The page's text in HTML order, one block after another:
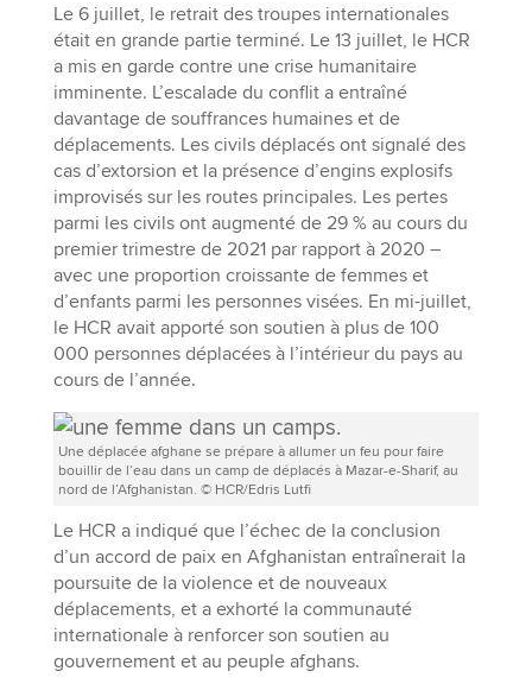
Le 6 juillet, le retrait des troupes internationales
était en grande partie terminé. Le 13 juillet, le HCR
a mis en garde contre une crise humanitaire
imminente. L’escalade du conflit a entraîné
davantage de souffrances humaines et de
déplacements. Les civils déplacés ont signalé des
cas d’extorsion et la présence d’engins explosifs
improvisés sur les routes principales. Les pertes
parmi les civils ont augmenté de 29 % au cours du
premier trimestre de 2021 par rapport à 2020 –
avec une proportion croissante de femmes et
d’enfants parmi les personnes visées. En mi-juillet,
le HCR avait apporté son soutien à plus de 100
000 personnes déplacées à l’intérieur du pays au
cours de l’année.
Une déplacée afghane se prépare à allumer un feu pour faire
bouillir de l’eau dans un camp de déplacés à Mazar-e-Sharif, au
nord de l’Afghanistan. © HCR/Edris Lutfi
Le HCR a indiqué que l’échec de la conclusion
d’un accord de paix en Afghanistan entraînerait la
poursuite de la violence et de nouveaux
déplacements, et a exhorté la communauté
internationale à renforcer son soutien au
gouvernement et au peuple afghans.